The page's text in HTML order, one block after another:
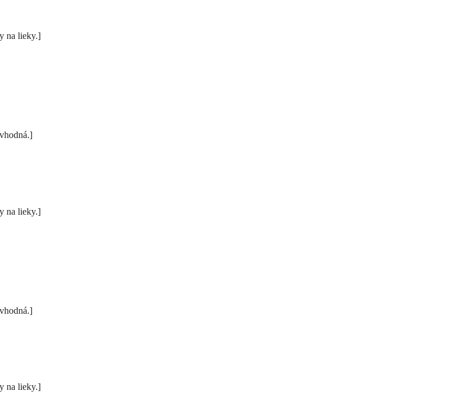
na lieky.]
na lieky.]
na lieky.]